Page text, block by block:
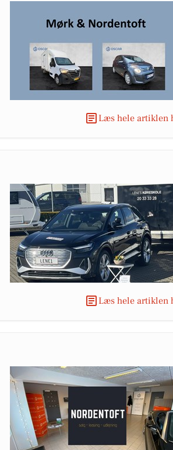
Læs hele artiklen
Læs hele artiklen